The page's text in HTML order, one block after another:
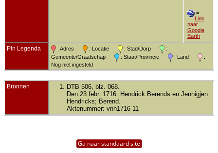
=
Link
naar
Google
Earth
Pin Legenda : Adres : Locatie : Stad/Dorp
:
Gemeente/Graafschap
: Staat/Provincie : Land
:
Nog niet ingesteld
Bronnen
DTB 506, blz. 068.
Den 23 febr. 1716: Hendrick Berends en Jennigjen
Hendricks; Berend.
Aktenummer: vnh1716-11
Ga naar standaard site